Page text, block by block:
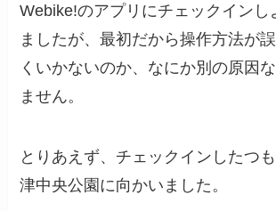
Webike!のアプリにチェックインし
ましたが、最初だから操作方法が
くいかないのか、なにか別の原因
ません。
とりあえず、チェックインしたつ
津中央公園に向かいました。